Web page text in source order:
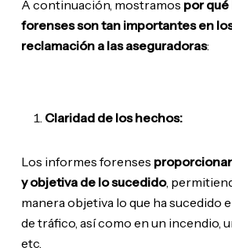
A continuación, mostramos por
forenses son tan importantes en
reclamación a las aseguradoras:
Claridad de los hechos:
Los informes forenses
y objetiva de lo sucedido,
manera objetiva lo que ha sucedido
de tráfico, así como en un incendio,
etc.